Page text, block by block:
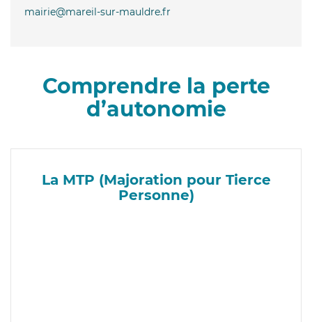
mairie@mareil-sur-mauldre.fr
Comprendre la perte
d’autonomie
La MTP (Majoration pour Tierce
Personne)